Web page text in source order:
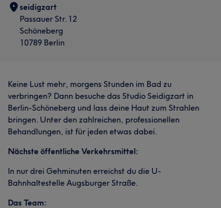
seidigzart
Passauer Str. 12
Schöneberg
10789 Berlin
Keine Lust mehr, morgens Stunden im Bad zu
verbringen? Dann besuche das Studio Seidigzart in
Berlin-Schöneberg und lass deine Haut zum Strahlen
bringen. Unter den zahlreichen, professionellen
Behandlungen, ist für jeden etwas dabei.
Nächste öffentliche Verkehrsmittel:
In nur drei Gehminuten erreichst du die U-
Bahnhaltestelle Augsburger Straße.
Das Team: